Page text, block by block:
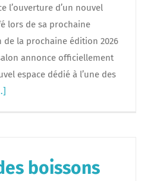
l’ouverture d’un nouvel
lors de sa prochaine
de la prochaine édition 2026
annonce officiellement
espace dédié à l’une des
boissons